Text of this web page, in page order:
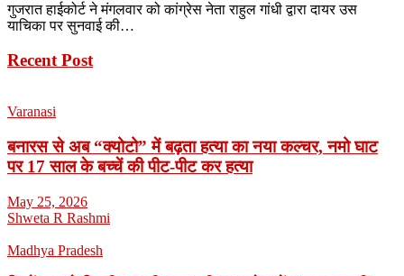
गुजरात हाईकोर्ट ने मंगलवार को कांग्रेस नेता राहुल गांधी द्वारा दायर उस
याचिका पर सुनवाई की…
Recent Post
Varanasi
बनारस से अब “क्योटो” में बढ़ता हत्या का नया कल्चर, नमो घाट
पर 17 साल के बच्चें की पीट-पीट कर हत्या
May 25, 2026
Shweta R Rashmi
Madhya Pradesh